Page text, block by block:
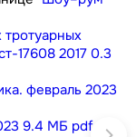
тротуарных
17608 2017 0.3
февраль 2023
9.4 МБ pdf